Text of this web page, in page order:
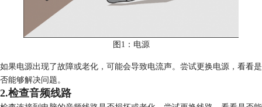
图1：电源
如果电源出现了故障或老化，可能会导致电流声。尝试更换电源，看看是
否能够解决问题。
2.检查音频线路